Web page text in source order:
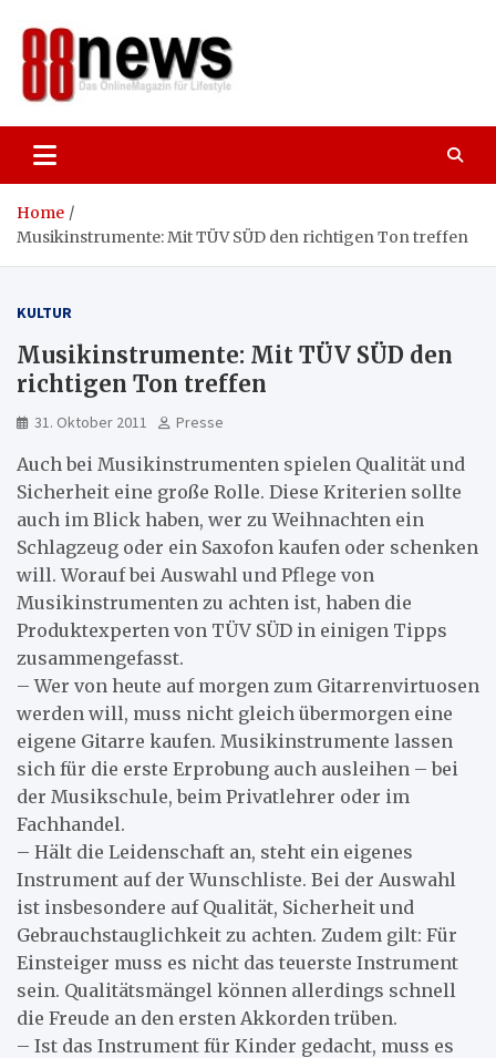
content
Home
Musikinstrumente: Mit TÜV SÜD den richtigen Ton treffen
KULTUR
Musikinstrumente: Mit TÜV SÜD den
richtigen Ton treffen
31. Oktober 2011 Presse
Auch bei Musikinstrumenten spielen Qualität und
Sicherheit eine große Rolle. Diese Kriterien sollte
auch im Blick haben, wer zu Weihnachten ein
Schlagzeug oder ein Saxofon kaufen oder schenken
will. Worauf bei Auswahl und Pflege von
Musikinstrumenten zu achten ist, haben die
Produktexperten von TÜV SÜD in einigen Tipps
zusammengefasst.
– Wer von heute auf morgen zum Gitarrenvirtuosen
werden will, muss nicht gleich übermorgen eine
eigene Gitarre kaufen. Musikinstrumente lassen
sich für die erste Erprobung auch ausleihen – bei
der Musikschule, beim Privatlehrer oder im
Fachhandel.
– Hält die Leidenschaft an, steht ein eigenes
Instrument auf der Wunschliste. Bei der Auswahl
ist insbesondere auf Qualität, Sicherheit und
Gebrauchstauglichkeit zu achten. Zudem gilt: Für
Einsteiger muss es nicht das teuerste Instrument
sein. Qualitätsmängel können allerdings schnell
die Freude an den ersten Akkorden trüben.
– Ist das Instrument für Kinder gedacht, muss es